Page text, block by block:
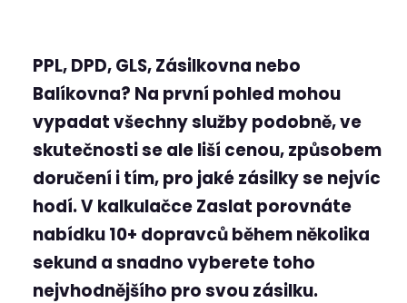
PPL, DPD, GLS, Zásilkovna nebo
Balíkovna? Na první pohled mohou
vypadat všechny služby podobně, ve
skutečnosti se ale liší cenou, způsobem
doručení i tím, pro jaké zásilky se nejvíc
hodí. V kalkulačce Zaslat porovnáte
nabídku 10+ dopravců během několika
sekund a snadno vyberete toho
nejvhodnějšího pro svou zásilku.